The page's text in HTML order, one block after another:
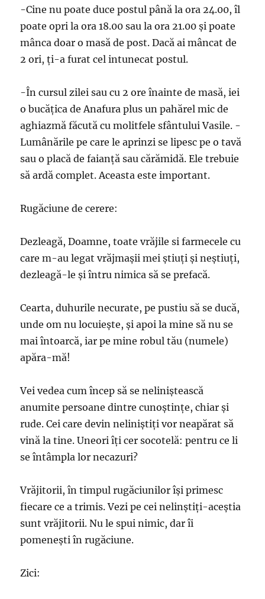
-Cine nu poate duce postul până la ora 24.00, îl
poate opri la ora 18.00 sau la ora 21.00 şi poate
mânca doar o masă de post. Dacă ai mâncat de
2 ori, ţi-a furat cel intunecat postul.
-În cursul zilei sau cu 2 ore înainte de masă, iei
o bucăţica de Anafura plus un pahărel mic de
aghiazmă făcută cu molitfele sfântului Vasile. -
Lumânările pe care le aprinzi se lipesc pe o tavă
sau o placă de faianţă sau cărămidă. Ele trebuie
să ardă complet. Aceasta este important.
Rugăciune de cerere:
Dezleagă, Doamne, toate vrăjile si farmecele cu
care m-au legat vrăjmaşii mei ştiuţi şi neştiuţi,
dezleagă-le şi întru nimica să se prefacă.
Cearta, duhurile necurate, pe pustiu să se ducă,
unde om nu locuieşte, şi apoi la mine să nu se
mai întoarcă, iar pe mine robul tău (numele)
apăra-mă!
Vei vedea cum încep să se neliniştească
anumite persoane dintre cunoştinţe, chiar şi
rude. Cei care devin neliniştiţi vor neapărat să
vină la tine. Uneori îţi cer socotelă: pentru ce li
se întâmpla lor necazuri?
Vrăjitorii, în timpul rugăciunilor îşi primesc
fiecare ce a trimis. Vezi pe cei nelinştiţi-aceştia
sunt vrăjitorii. Nu le spui nimic, dar îi
pomeneşti în rugăciune.
Zici: